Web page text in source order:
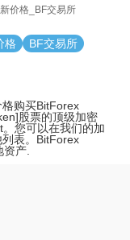
价格_BF交易所
格
BF交易所
购买BitForex
股票的顶级加密
您可以在我们的加
表。BitForex
产.